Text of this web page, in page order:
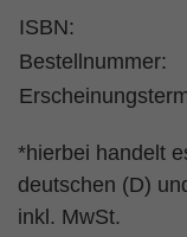
ISBN:
Bestellnummer:
*hierbei handelt
deutschen (D)
inkl. MwSt.